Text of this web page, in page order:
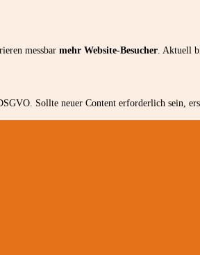
messbar mehr Website-Besucher . Aktuell
Sollte neuer Content erforderlich sein,